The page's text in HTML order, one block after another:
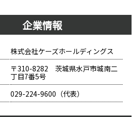
企業情報
株式会社ケーズホールディングス
〒310-8282 茨城県水戸市城南二
丁目7番5号
029-224-9600（代表）